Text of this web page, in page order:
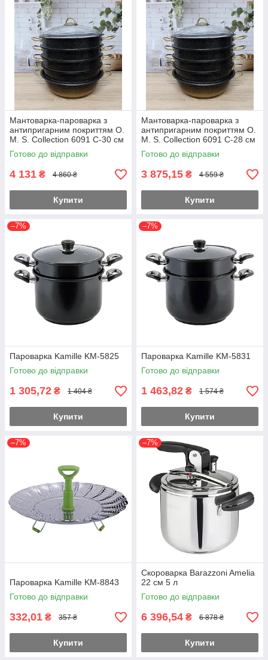
Мантоварка-пароварка з
антипригарним покриттям O.
M. S. Collection 6091 C-30 см
6,4 л Black-Gold
Готово до відправки
4 131 ₴ 4 860 ₴
Купити
Мантоварка-пароварка з
антипригарним покриттям O.
M. S. Collection 6091 C-28 см
5,8 л Black-Gold
Готово до відправки
3 875,15 ₴ 4 559 ₴
Купити
–7%
Пароварка Kamille KM-5825
Готово до відправки
1 305,72 ₴ 1 404 ₴
Купити
–7%
Пароварка Kamille KM-5831
Готово до відправки
1 463,82 ₴ 1 574 ₴
Купити
–7%
Пароварка Kamille KM-8843
Готово до відправки
332,01 ₴ 357 ₴
Купити
–7%
Скороварка Barazzoni Amelia
22 см 5 л
Готово до відправки
6 396,54 ₴ 6 878 ₴
Купити